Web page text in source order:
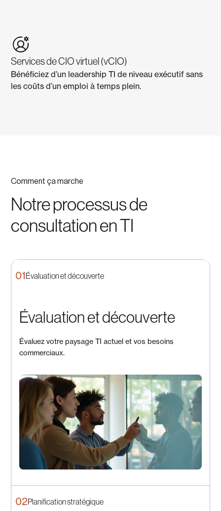
Services de CIO virtuel (vCIO)
Bénéficiez d’un leadership TI de niveau exécutif sans
les coûts d’un emploi à temps plein.
Comment ça marche
Notre processus de
consultation en TI
01Évaluation et découverte
Évaluation et découverte
Évaluez votre paysage TI actuel et vos besoins
commerciaux.
02Planification stratégique